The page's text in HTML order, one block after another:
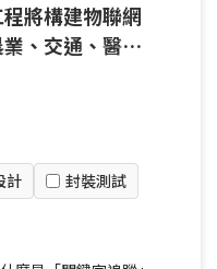
將構建物聯網
、交通、醫療
計
封裝測試